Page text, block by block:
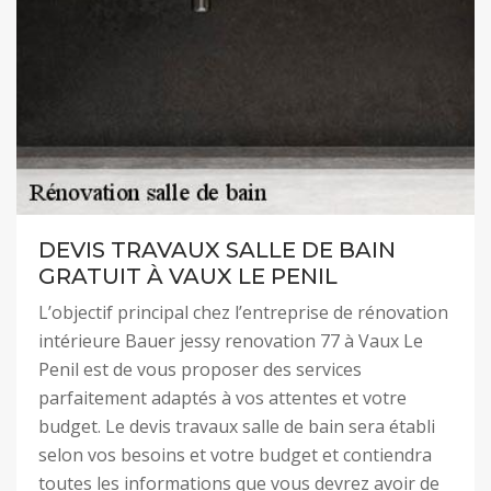
DEVIS TRAVAUX SALLE DE BAIN
GRATUIT À VAUX LE PENIL
L’objectif principal chez l’entreprise de rénovation
intérieure Bauer jessy renovation 77 à Vaux Le
Penil est de vous proposer des services
parfaitement adaptés à vos attentes et votre
budget. Le devis travaux salle de bain sera établi
selon vos besoins et votre budget et contiendra
toutes les informations que vous devrez avoir de